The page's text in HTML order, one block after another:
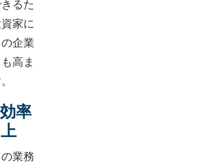
るた
家に
企業
高ま
率
業務